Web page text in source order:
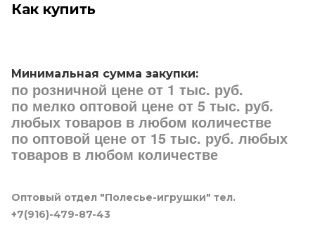
Как купить
Минимальная сумма закупки:
по розничной цене от 1 тыс. руб.
по мелко оптовой цене от 5 тыс. руб.
любых товаров в любом количестве
по оптовой цене от 15 тыс. руб. любых
товаров в любом количестве
Оптовый отдел "Полесье-игрушки" тел.
+7(916)-479-87-43